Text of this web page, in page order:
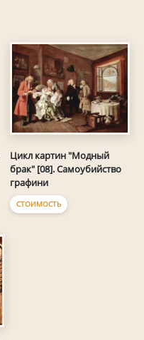
Цикл картин "Модный
брак" [08]. Самоубийство
графини
СТОИМОСТЬ